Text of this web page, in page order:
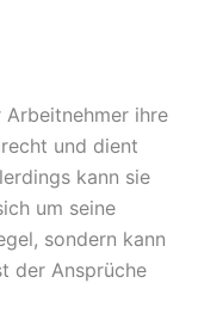
ihre
und dient
kann sie
um seine
sondern kann
der Ansprüche